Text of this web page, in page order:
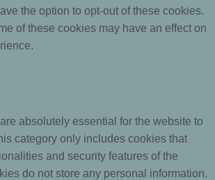
the option to opt-out of these cookies.
of these cookies may have an effect on
absolutely essential for the website to
category only includes cookies that
and security features of the
do not store any personal information.